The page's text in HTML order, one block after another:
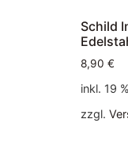
Schild
8,90 €
inkl. 19
zzgl.